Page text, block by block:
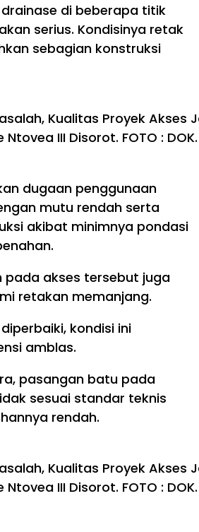
di beberapa titik
serius. Kondisinya retak
sebagian konstruksi
Kualitas Proyek Akses
III Disorot. FOTO :
dugaan penggunaan
mutu rendah serta
akibat minimnya pondasi
pada akses tersebut juga
retakan memanjang.
kondisi ini
amblas.
pasangan batu pada
sesuai standar teknis
rendah.
Kualitas Proyek Akses
III Disorot. FOTO :